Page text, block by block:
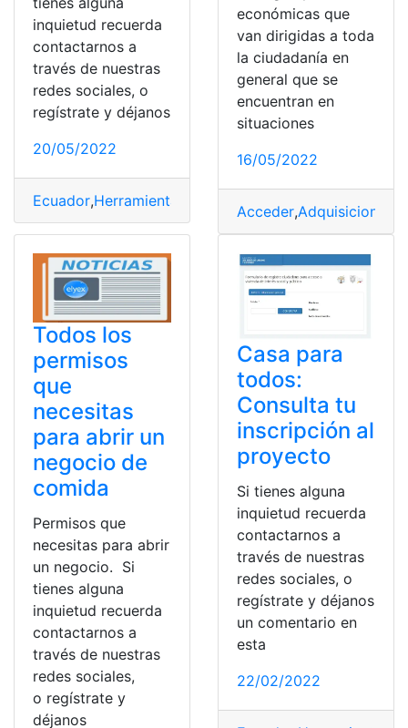
inquietud recuerda
contactarnos a
través de nuestras
redes sociales, o
regístrate y déjanos
20/05/2022
Ecuador,Herramientas
económicas que
van dirigidas a toda
la ciudadanía en
general que se
encuentran en
situaciones
16/05/2022
Acceder,Adquisiciones
Todos los
permisos
que
necesitas
para abrir un
negocio de
comida
Permisos que
necesitas para abrir
un negocio. Si
tienes alguna
inquietud recuerda
contactarnos a
través de nuestras
redes sociales,
o regístrate y
déjanos
Casa para
todos:
Consulta tu
inscripción al
proyecto
Si tienes alguna
inquietud recuerda
contactarnos a
través de nuestras
redes sociales, o
regístrate y déjanos
un comentario en
esta
22/02/2022